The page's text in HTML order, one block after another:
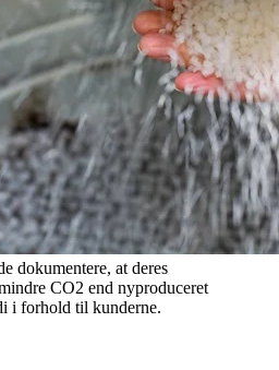
dokumentere, at deres
CO2 end nyproduceret
i forhold til kunderne.